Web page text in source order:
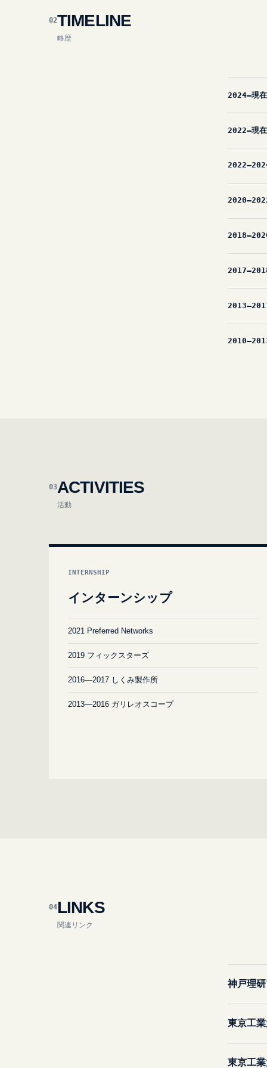
02TIMELINE
略歴
2024—現在
2022—現在
03ACTIVITIES
活動
INTERNSHIP
インターンシップ
2021 Preferred Networks
2019 フィックスターズ
2016—2017 しくみ製作所
2013—2016 ガリレオスコープ
04LINKS
関連リンク
神戸理
東京工
東京工